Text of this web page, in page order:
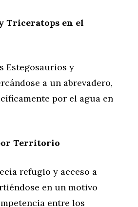
Triceratops en el
Estegosaurios y
a un abrevadero,
por el agua en
Territorio
refugio y acceso a
en un motivo
entre los